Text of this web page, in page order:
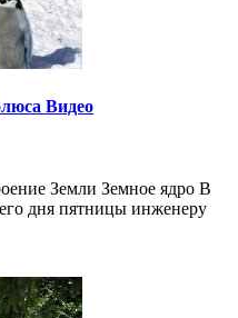
Видео
Земли Земное ядро В
дня пятницы инженеру